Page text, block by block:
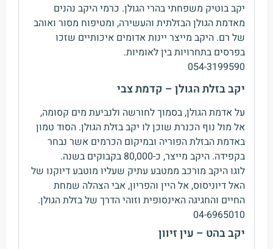
יקב בוטיק משפחתי בהרי הגולן. כרמי היקב נהנים
מאדמת הגולן הבזלתית והעשירה, ומטיפוח מסור ואוהב
של רם. היקב מייצר יינות אדומים איכותיים שזכו
בפרסים בתחרויות בין לאומיות.
054-3199590
יקב בזלת הגולן – קדמת צבי
על אדמת הגולן, בסמוך לחורשה ולנביעת מים קסומה,
אל מול נוף הכנרת שוכן לו יקב בזלת הגולן. הסוד טמון
באדמת הבזלת הפוריה ובמיקום הכרמים אשר נבחר
בקפידה. היקב מייצר, כ-80,000 בקבוקים בשנה.
לוגו היקב מורכב ממטבע עתיק שעליו מוטבע דיוקנו של
האל דיוניסוס, אל היין והפריון, אבי הצהלה שמחת
החיים והחגיגה האינסופית וזוהי הדרך של בזלת הגולן.
04-6965010
יקב בהט – עין זיוון